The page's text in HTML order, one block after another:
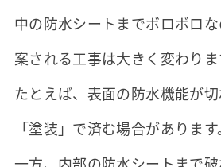
中の防水シートまでボロボロ
案される工事は大きく変わりま
たとえば、表面の防水機能が
「塗装」で済む場合があります